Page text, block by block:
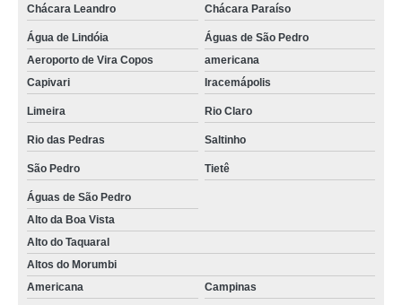
Chácara Leandro Chácara Paraíso
Água de Lindóia
Águas de São Pedro
Aeroporto de Vira Copos
americana
Capivari
Iracemápolis
Limeira Rio Claro
Rio das Pedras Saltinho
São Pedro Tietê
Águas de São Pedro
Alto da Boa Vista
Alto do Taquaral
Altos do Morumbi
Americana
Campinas